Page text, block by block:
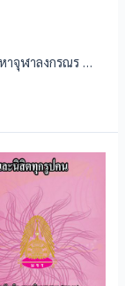
จุฬาลงกรณร …